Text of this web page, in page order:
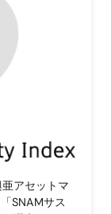
アセットマ
SNAMサス